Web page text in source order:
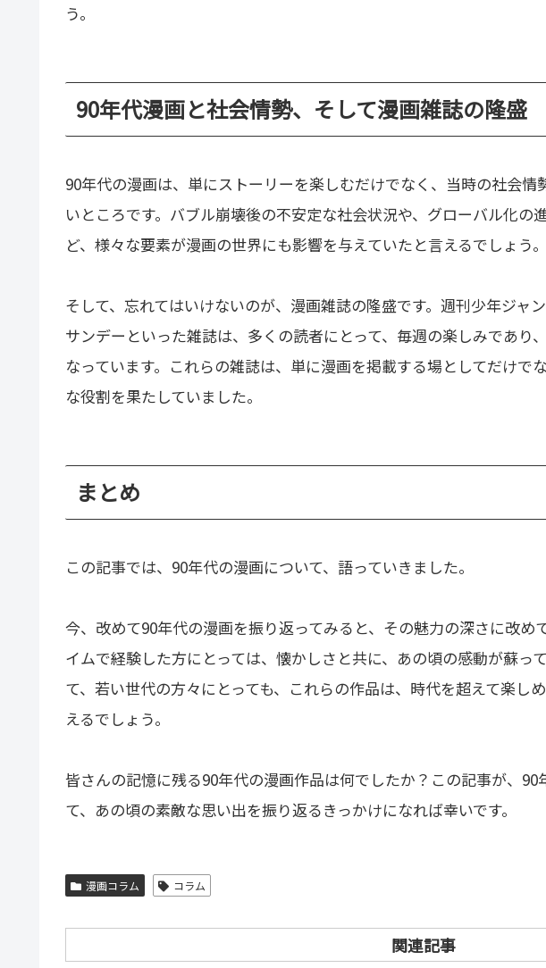
う。
90年代漫画と社会情勢、そして漫画雑誌の隆盛
90年代の漫画は、単にストーリーを楽しむだけでなく、当時の社会
いところです。バブル崩壊後の不安定な社会状況や、グローバル化の
ど、様々な要素が漫画の世界にも影響を与えていたと言えるでしょう。
そして、忘れてはいけないのが、漫画雑誌の隆盛です。週刊少年ジャ
サンデーといった雑誌は、多くの読者にとって、毎週の楽しみであり
なっています。これらの雑誌は、単に漫画を掲載する場としてだけで
な役割を果たしていました。
まとめ
この記事では、90年代の漫画について、語っていきました。
今、改めて90年代の漫画を振り返ってみると、その魅力の深さに改め
イムで経験した方にとっては、懐かしさと共に、あの頃の感動が蘇っ
て、若い世代の方々にとっても、これらの作品は、時代を超えて楽し
えるでしょう。
皆さんの記憶に残る90年代の漫画作品は何でしたか？この記事が、
て、あの頃の素敵な思い出を振り返るきっかけになれば幸いです。
漫画コラム コラム
関連記事